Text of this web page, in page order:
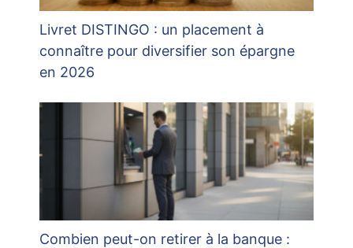
Livret DISTINGO : un placement à
connaître pour diversifier son épargne
en 2026
Combien peut-on retirer à la banque :